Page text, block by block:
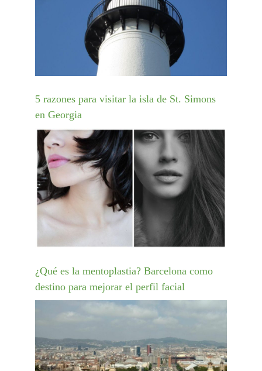
5 razones para visitar la isla de St. Simons
en Georgia
¿Qué es la mentoplastia? Barcelona como
destino para mejorar el perfil facial